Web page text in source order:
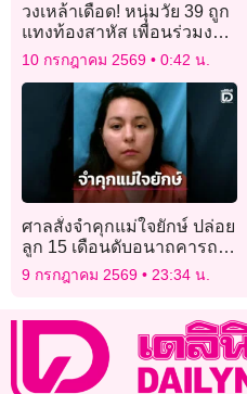
วงเหล้าเดือด! หนุ่มวัย 39 ถูก
แทงท้องสาหัส เพื่อนร่วมงาน
อ้างคู่กรณีแย่งมีดป้องกันตัว
หลังทะเลาะกันมานาน
10 กรกฎาคม 2569 0:42 น.
ศาลสั่งจำคุกแม่ใจยักษ์ ปล่อย
ลูก 15 เดือนดับอนาถคารถ
ขณะอากาศร้อนจัด
9 กรกฎาคม 2569 23:34 น.